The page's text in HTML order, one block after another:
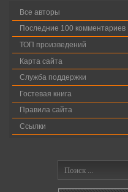
Все авторы
Последние 100 комментариев
ТОП произведений
Карта сайта
Служба поддержки
Гостевая книга
Правила сайта
Ссылки